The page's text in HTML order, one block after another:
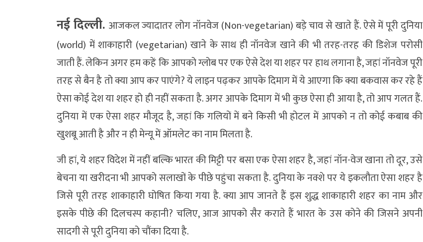
नई दिल्ली. आजकल ज्यादातर लोग नॉनवेज (Non-vegetarian) बड़े चाव से खाते हैं. ऐसे में पूरी दुनिया
(world) में शाकाहारी (vegetarian) खाने के साथ ही नॉनवेज खाने की भी तरह-तरह की डिशेज परोसी
जाती हैं. लेकिन अगर हम कहें कि आपको ग्लोब पर एक ऐसे देश या शहर पर हाथ लगाना है, जहां नॉनवेज पूरी
तरह से बैन है तो क्या आप कर पाएंगे? ये लाइन पढ़कर आपके दिमाग में ये आएगा कि क्या बकवास कर रहे हैं
ऐसा कोई देश या शहर हो ही नहीं सकता है. अगर आपके दिमाग में भी कुछ ऐसा ही आया है, तो आप गलत हैं.
दुनिया में एक ऐसा शहर मौजूद है, जहां कि गलियों में बने किसी भी होटल में आपको न तो कोई कबाब की
खुशबू आती है और न ही मेन्यू में ऑमलेट का नाम मिलता है.
जी हां, ये शहर विदेश में नहीं बल्कि भारत की मिट्टी पर बसा एक ऐसा शहर है, जहां नॉन-वेज खाना तो दूर, उसे
बेचना या खरीदना भी आपको सलाखों के पीछे पहुंचा सकता है. दुनिया के नक्शे पर ये इकलौता ऐसा शहर है
जिसे पूरी तरह शाकाहारी घोषित किया गया है. क्या आप जानते हैं इस शुद्ध शाकाहारी शहर का नाम और
इसके पीछे की दिलचस्प कहानी? चलिए, आज आपको सैर कराते हैं भारत के उस कोने की जिसने अपनी
सादगी से पूरी दुनिया को चौंका दिया है.